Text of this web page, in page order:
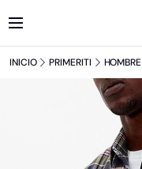
INICIO PRIMERITI HOMBRE